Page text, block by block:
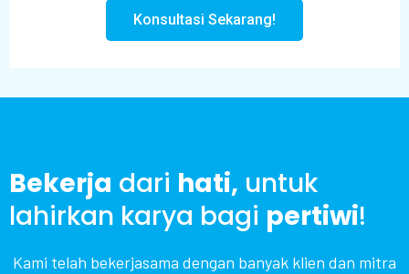
Konsultasi Sekarang!
Bekerja dari hati, untuk
lahirkan karya bagi pertiwi!
Kami telah bekerjasama dengan banyak klien dan mitra